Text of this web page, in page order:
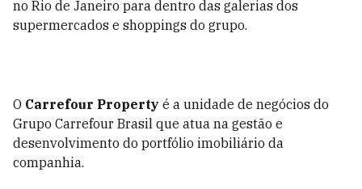
no Rio de Janeiro para dentro das galerias dos
supermercados e shoppings do grupo.
O Carrefour Property é a unidade de negócios do
Grupo Carrefour Brasil que atua na gestão e
desenvolvimento do portfólio imobiliário da
companhia.